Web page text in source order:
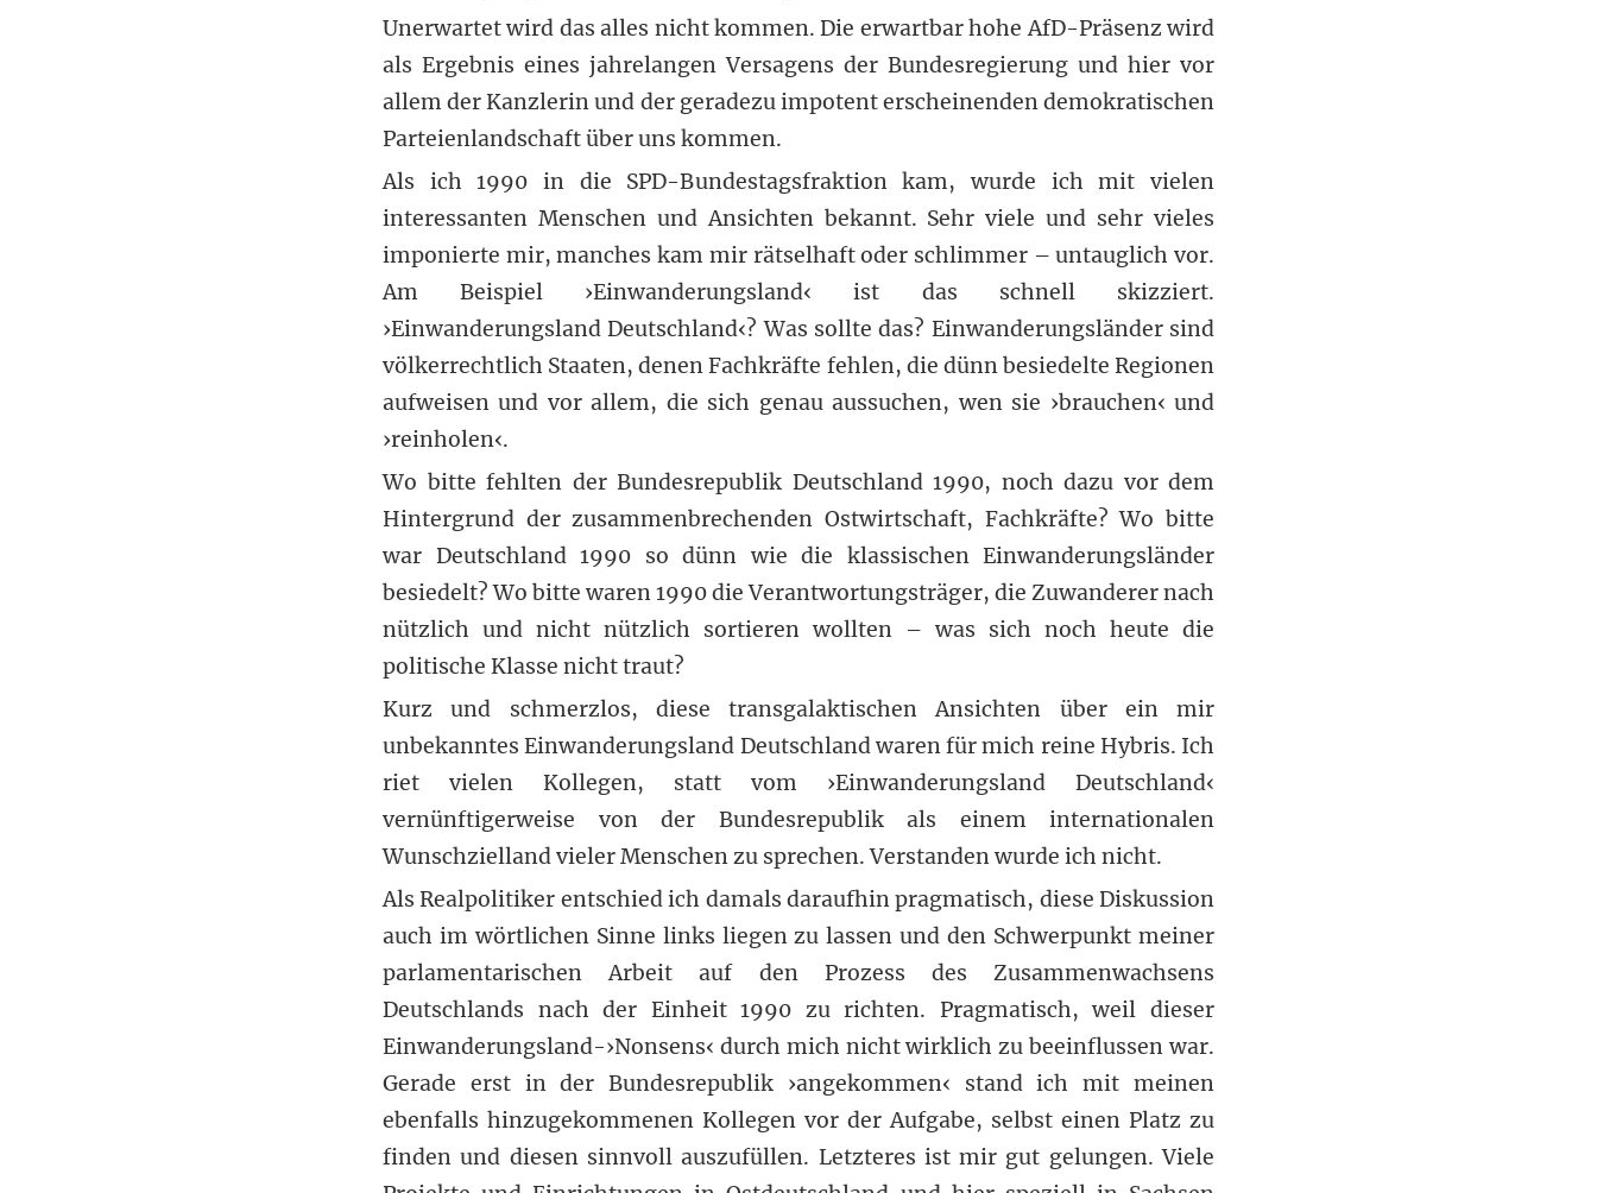
Unerwartet wird das alles nicht kommen. Die erwartbar hohe AfD-Präsenz wird
als Ergebnis eines jahrelangen Versagens der Bundesregierung und hier vor
allem der Kanzlerin und der geradezu impotent erscheinenden demokratischen
Parteienlandschaft über uns kommen.
Als ich 1990 in die SPD-Bundestagsfraktion kam, wurde ich mit vielen
interessanten Menschen und Ansichten bekannt. Sehr viele und sehr vieles
imponierte mir, manches kam mir rätselhaft oder schlimmer – untauglich vor.
Am Beispiel ›Einwanderungsland‹ ist das schnell skizziert.
›Einwanderungsland Deutschland‹? Was sollte das? Einwanderungsländer sind
völkerrechtlich Staaten, denen Fachkräfte fehlen, die dünn besiedelte Regionen
aufweisen und vor allem, die sich genau aussuchen, wen sie ›brauchen‹ und
›reinholen‹.
Wo bitte fehlten der Bundesrepublik Deutschland 1990, noch dazu vor dem
Hintergrund der zusammenbrechenden Ostwirtschaft, Fachkräfte? Wo bitte
war Deutschland 1990 so dünn wie die klassischen Einwanderungsländer
besiedelt? Wo bitte waren 1990 die Verantwortungsträger, die Zuwanderer nach
nützlich und nicht nützlich sortieren wollten – was sich noch heute die
politische Klasse nicht traut?
Kurz und schmerzlos, diese transgalaktischen Ansichten über ein mir
unbekanntes Einwanderungsland Deutschland waren für mich reine Hybris. Ich
riet vielen Kollegen, statt vom ›Einwanderungsland Deutschland‹
vernünftigerweise von der Bundesrepublik als einem internationalen
Wunschzielland vieler Menschen zu sprechen. Verstanden wurde ich nicht.
Als Realpolitiker entschied ich damals daraufhin pragmatisch, diese Diskussion
auch im wörtlichen Sinne links liegen zu lassen und den Schwerpunkt meiner
parlamentarischen Arbeit auf den Prozess des Zusammenwachsens
Deutschlands nach der Einheit 1990 zu richten. Pragmatisch, weil dieser
Einwanderungsland-›Nonsens‹ durch mich nicht wirklich zu beeinflussen war.
Gerade erst in der Bundesrepublik ›angekommen‹ stand ich mit meinen
ebenfalls hinzugekommenen Kollegen vor der Aufgabe, selbst einen Platz zu
finden und diesen sinnvoll auszufüllen. Letzteres ist mir gut gelungen. Viele